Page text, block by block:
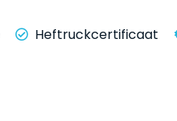
Heftruckcertificaat